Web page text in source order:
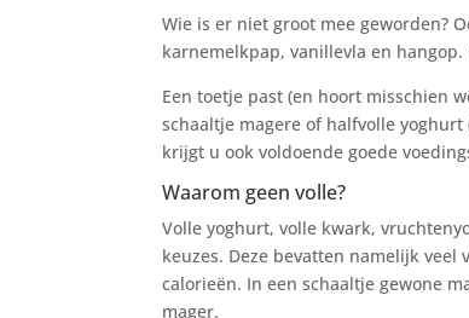
Wie is er niet groot mee geworden?
karnemelkpap, vanillevla en hangop.
Een toetje past (en hoort misschien
schaaltje magere of halfvolle
krijgt u ook voldoende goede
Waarom geen volle?
Volle yoghurt, volle kwark,
keuzes. Deze bevatten namelijk
calorieën. In een schaaltje gewone
mager.